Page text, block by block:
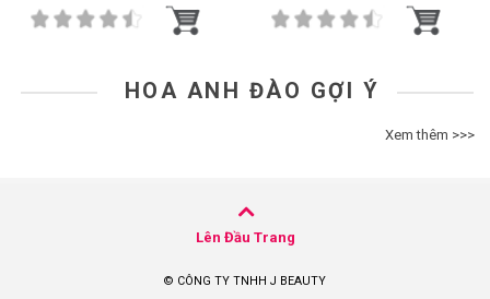
HOA ANH ĐÀO GỢI Ý
Xem thêm >>>
Lên Đầu Trang
© CÔNG TY TNHH J BEAUTY